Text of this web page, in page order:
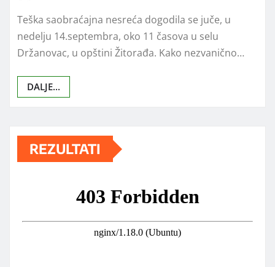
Teška saobraćajna nesreća dogodila se juče, u
nedelju 14.septembra, oko 11 časova u selu
Držanovac, u opštini Žitorađa. Kako nezvanično…
DALJE...
REZULTATI